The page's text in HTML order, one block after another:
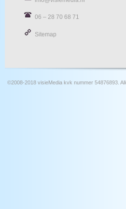
06 – 28 70 68 71
Sitemap
©2008-2018 visieMedia kvk nummer 54876893.